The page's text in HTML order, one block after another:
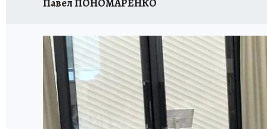
ИСПЫТАНО НА СЕБЕ